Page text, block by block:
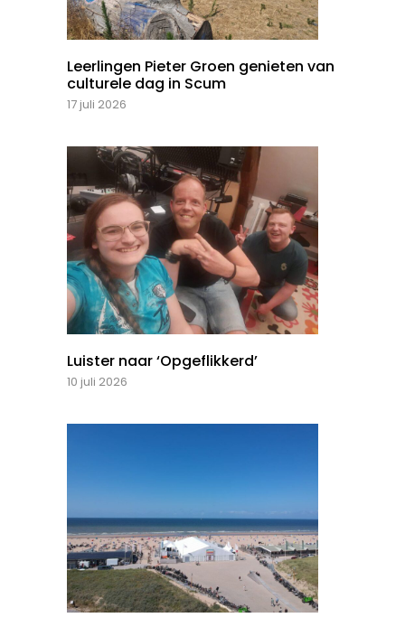
Leerlingen Pieter Groen genieten van
culturele dag in Scum
17 juli 2026
Luister naar ‘Opgeflikkerd’
10 juli 2026